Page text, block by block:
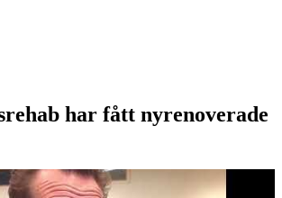
har fått nyrenoverade